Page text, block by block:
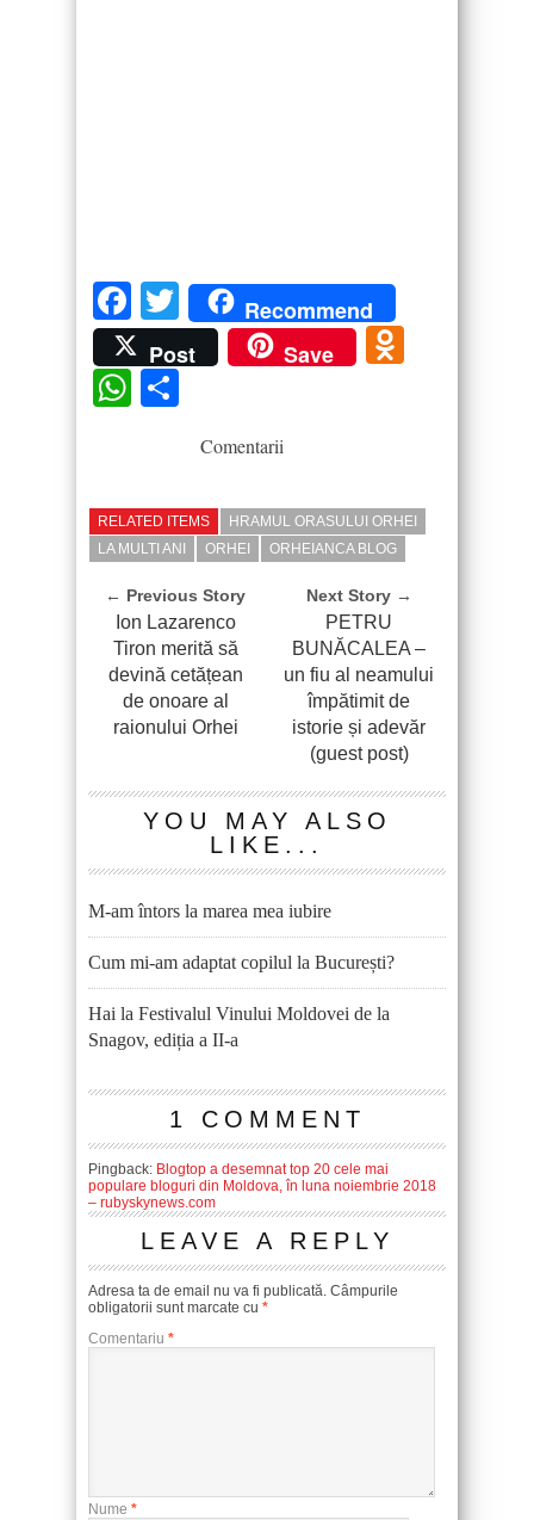
Facebook
TwitterRecommend
Post
Save
WhatsApp
Comentarii
RELATED ITEMS
HRAMUL ORASULUI ORHEI
LA MULTI ANI
ORHEI ORHEIANCA BLOG
← Previous Story
Ion Lazarenco
Tiron merită să
devină cetățean
de onoare al
raionului Orhei
Next Story →
PETRU
BUNĂCALEA –
un fiu al neamului
împătimit de
istorie și adevăr
(guest post)
YOU MAY ALSO
LIKE...
M-am întors la marea mea iubire
Cum mi-am adaptat copilul la București?
Hai la Festivalul Vinului Moldovei de la
Snagov, ediția a II-a
1 COMMENT
Pingback: Blogtop a desemnat top 20 cele mai
populare bloguri din Moldova, în luna noiembrie 2018
– rubyskynews.com
LEAVE A REPLY
Adresa ta de email nu va fi publicată. Câmpurile
obligatorii sunt marcate cu *
Comentariu *
Nume *